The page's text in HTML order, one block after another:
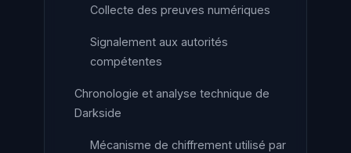
Collecte des preuves numériques
Signalement aux autorités
compétentes
Chronologie et analyse technique de
Darkside
Mécanisme de chiffrement utilisé par